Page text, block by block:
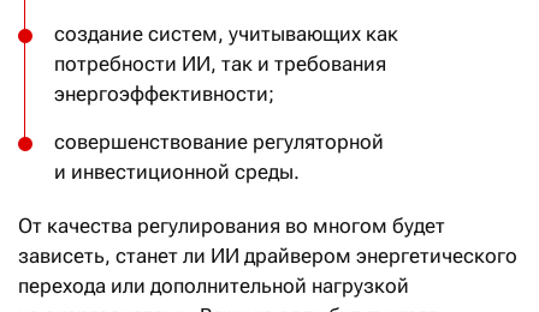
создание систем, учитывающих как
потребности ИИ, так и требования
энергоэффективности;
совершенствование регуляторной
и инвестиционной среды.
От качества регулирования во многом будет
зависеть, станет ли ИИ драйвером энергетического
перехода или дополнительной нагрузкой